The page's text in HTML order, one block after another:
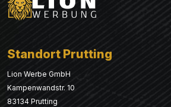
Standort Prutting
Lion Werbe GmbH
Kampenwandstr. 10
83134 Prutting